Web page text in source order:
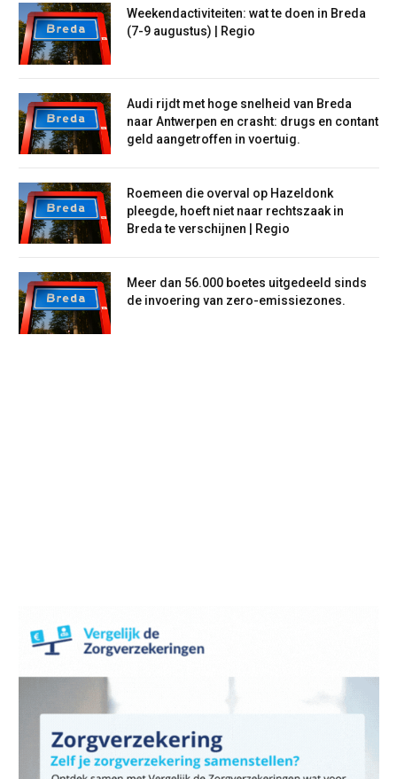
Weekendactiviteiten: wat te doen in Breda
(7-9 augustus) | Regio
Audi rijdt met hoge snelheid van Breda
naar Antwerpen en crasht: drugs en contant
geld aangetroffen in voertuig.
Roemeen die overval op Hazeldonk
pleegde, hoeft niet naar rechtszaak in
Breda te verschijnen | Regio
Meer dan 56.000 boetes uitgedeeld sinds
de invoering van zero-emissiezones.